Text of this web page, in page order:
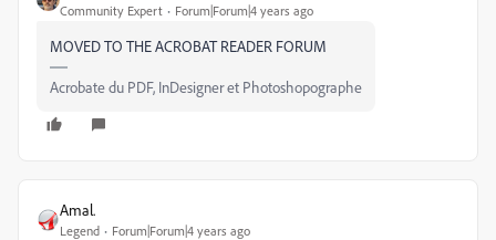
Community Expert Forum|Forum|4 years ago
MOVED TO THE ACROBAT READER FORUM
Acrobate du PDF, InDesigner et Photoshopographe
Amal.
Legend Forum|Forum|4 years ago